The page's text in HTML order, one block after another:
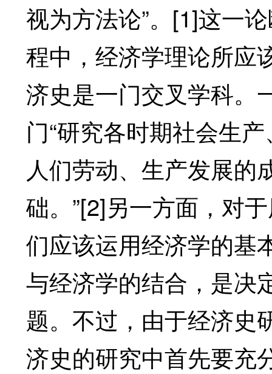
视为方法论”。[1]这一
程中，经济学理论所应
济史是一门交叉学科。
门“研究各时期社会生
人们劳动、生产发展的
础。”[2]另一方面，对
们应该运用经济学的基
与经济学的结合，是决
题。不过，由于经济史
济史的研究中首先要充